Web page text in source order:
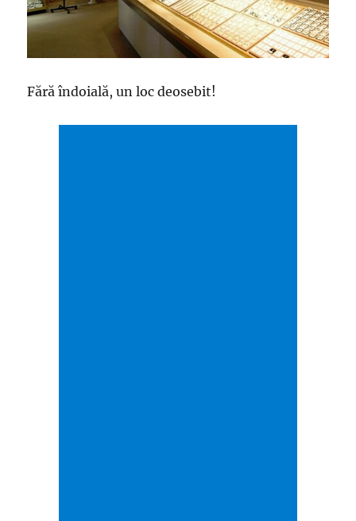
Fără îndoială, un loc deosebit!